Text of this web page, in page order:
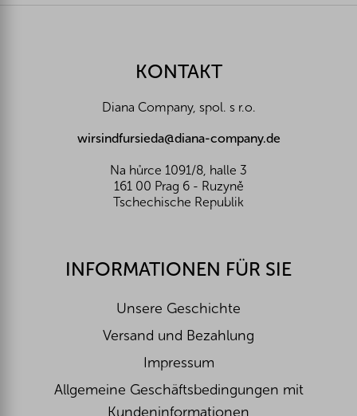
KONTAKT
Diana Company, spol. s r.o.
wirsindfursieda@diana-company.de
Na hůrce 1091/8, halle 3
161 00 Prag 6 - Ruzyně
Tschechische Republik
INFORMATIONEN FÜR SIE
Unsere Geschichte
Versand und Bezahlung
Impressum
Allgemeine Geschäftsbedingungen mit
Kundeninformationen